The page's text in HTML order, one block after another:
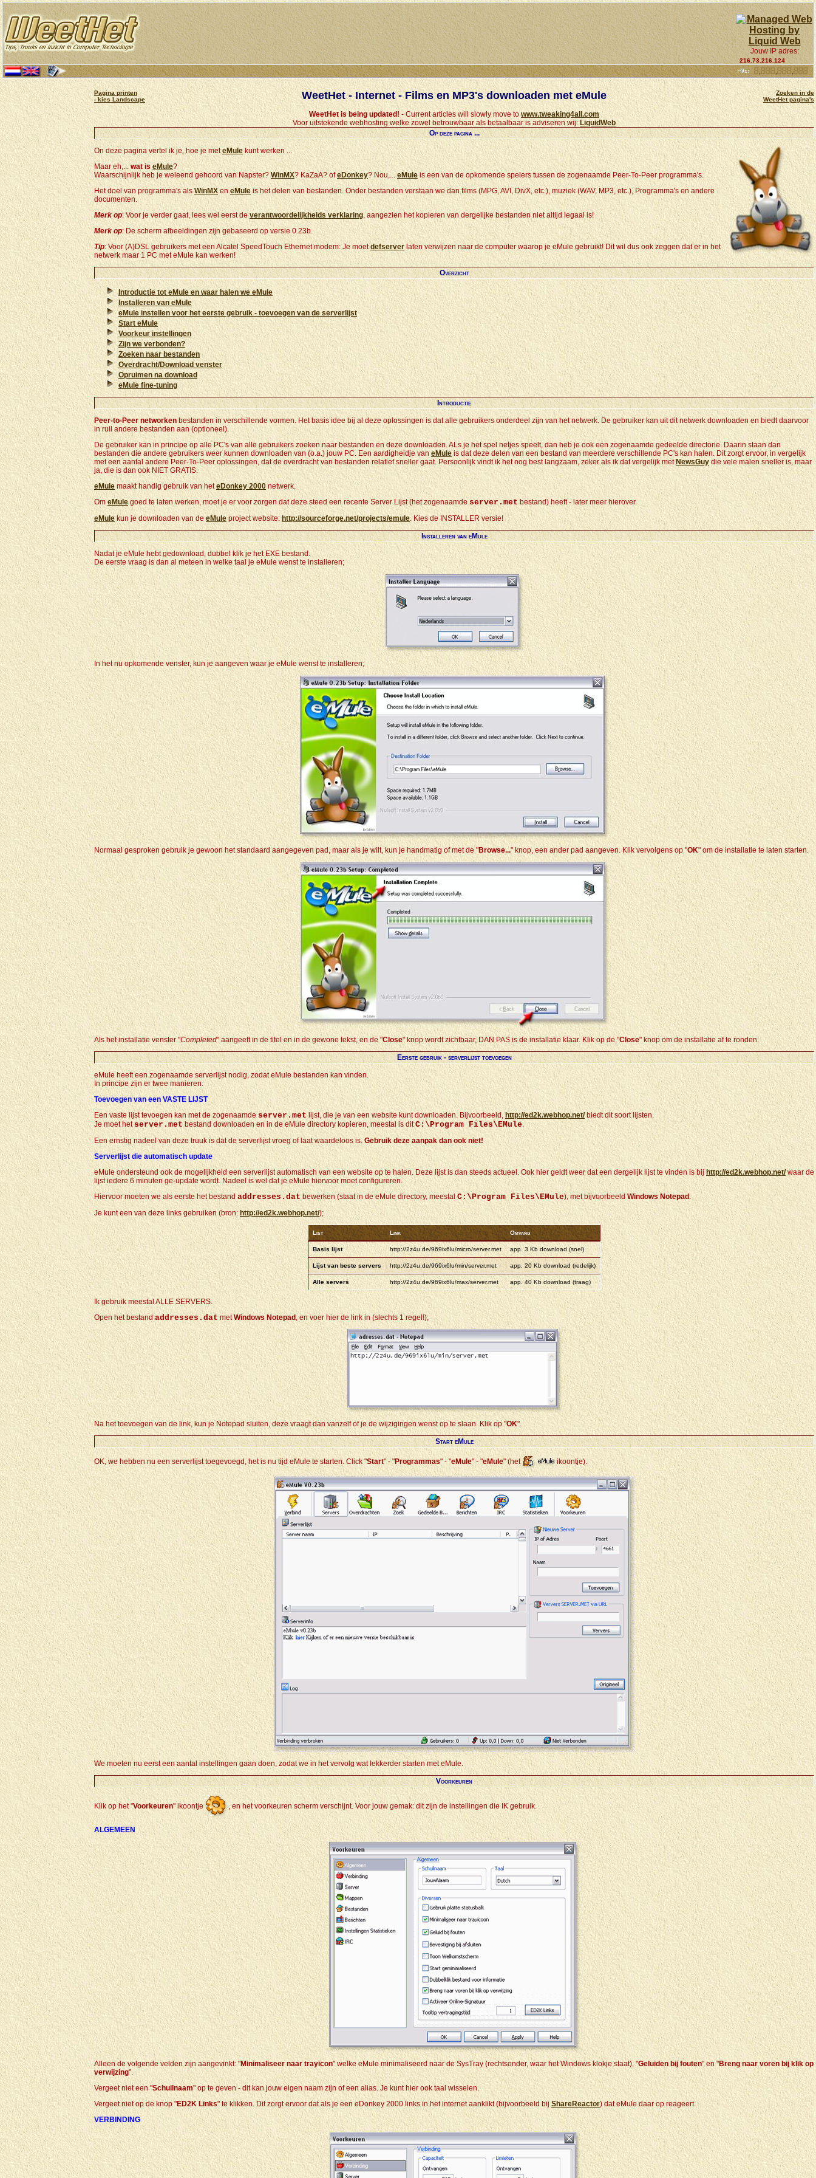
Jouw IP adres:
216.73.216.124
Pagina printen
- kies Landscape
WeetHet - Internet - Films en MP3's downloaden met eMule
Zoeken in de
WeetHet pagina's
WeetHet is being updated! - Current articles will slowly move towww.tweaking4all.com
Voor uitstekende webhosting welke zowel betrouwbaar als betaalbaar is adviseren wij: LiquidWeb
Op deze pagina ...
On deze pagina vertel ik je, hoe je meteMulekunt werken ...
Maar eh,... wat iseMule?
Waarschijnlijk heb je weleend gehoord van Napster?WinMX? KaZaA? ofeDonkey? Nou,...eMule is een van de opkomende spelers tussen de zogenaamde Peer-To-Peer programma's.
Het doel van programma's alsWinMXen eMule is het delen van bestanden. Onder bestanden verstaan we dan films (MPG, AVI, DivX, etc.), muziek (WAV, MP3, etc.), Programma's en andere
documenten.
Merk op: Voor je verder gaat, lees wel eerst deverantwoordelijkheids verklaring, aangezien het kopieren van dergelijke bestanden niet altijd legaal is!
Merk op: De scherm afbeeldingen zijn gebaseerd op versie 0.23b.
Tip: Voor (A)DSL gebruikers met een Alcatel SpeedTouch Ethernet modem: Je moetdefserverlaten verwijzen naar de computer waarop je eMule gebruikt! Dit wil dus ook zeggen dat er in het
netwerk maar 1 PC met eMule kan werken!
Overzicht
Introductie tot eMule en waar halen we eMule
Installeren van eMule
eMule instellen voor het eerste gebruik - toevoegen van de serverlijst
Start eMule
Voorkeur instellingen
Zijn we verbonden?
Zoeken naar bestanden
Overdracht/Download venster
Opruimen na download
eMule fine-tuning
Introductie
Peer-to-Peer networkenbestanden in verschillende vormen. Het basis idee bij al deze oplossingen is dat alle gebruikers onderdeel zijn van het netwerk. De gebruiker kan uit dit netwerk downloaden en biedt daarvoor
in ruil andere bestanden aan (optioneel).
De gebruiker kan in principe op alle PC's van alle gebruikers zoeken naar bestanden en deze downloaden. ALs je het spel netjes speelt, dan heb je ook een zogenaamde gedeelde directorie. Daarin staan dan
bestanden die andere gebruikers weer kunnen downloaden van (o.a.) jouw PC. Een aardigheidje vaneMuleis dat deze delen van een bestand van meerdere verschillende PC's kan halen. Dit zorgt ervoor, in vergelijk
met een aantal andere Peer-To-Peer oplossingen, dat de overdracht van bestanden relatief sneller gaat. Persoonlijk vindt ik het nog best langzaam, zeker als ik dat vergelijk metNewsGuydie vele malen sneller is, maar
ja, die is dan ook NIET GRATIS.
eMule maakt handig gebruik van heteDonkey 2000 netwerk.
OmeMulegoed te laten werken, moet je er voor zorgen dat deze steed een recente Server Lijst (het zogenaamdeserver.metbestand) heeft - later meer hierover.
eMulekun je downloaden van deeMuleproject website: http://sourceforge.net/projects/emule. Kies de INSTALLER versie!
Installeren van eMule
Nadat je eMule hebt gedownload, dubbel klik je het EXE bestand.
De eerste vraag is dan al meteen in welke taal je eMule wenst te installeren;
In het nu opkomende venster, kun je aangeven waar je eMule wenst te installeren;
Normaal gesproken gebruik je gewoon het standaard aangegeven pad, maar als je wilt, kun je handmatig of met de "Browse..." knop, een ander pad aangeven. Klik vervolgens op "OK" om de installatie te laten starten.
Als het installatie venster "Completed" aangeeft in de titel en in de gewone tekst, en de "Close" knop wordt zichtbaar, DAN PAS is de installatie klaar. Klik op de "Close" knop om de installatie af te ronden.
Eerste gebruik - serverlijst toevoegen
eMule heeft een zogenaamde serverlijst nodig, zodat eMule bestanden kan vinden.
In principe zijn er twee manieren.
Toevoegen van een VASTE LIJST
Een vaste lijst tevoegen kan met de zogenaamdeserver.metlijst, die je van een website kunt downloaden. Bijvoorbeeld,http://ed2k.webhop.net/biedt dit soort lijsten.
Je moet hetserver.metbestand downloaden en in de eMule directory kopieren, meestal is ditC:\Program Files\EMule.
Een ernstig nadeel van deze truuk is dat de serverlijst vroeg of laat waardeloos is.Gebruik deze aanpak dan ook niet!
Serverlijst die automatisch update
eMule ondersteund ook de mogelijkheid een serverlijst automatisch van een website op te halen. Deze lijst is dan steeds actueel. Ook hier geldt weer dat een dergelijk lijst te vinden is bijhttp://ed2k.webhop.net/waar de
lijst iedere 6 minuten ge-update wordt. Nadeel is wel dat je eMule hiervoor moet configureren.
Hiervoor moeten we als eerste het bestandaddresses.datbewerken (staat in de eMule directory, meestalC:\Program Files\EMule), met bijvoorbeeldWindows Notepad .
Je kunt een van deze links gebruiken (bron: http://ed2k.webhop.net/);
List Link Omvang
Basis lijst http://2z4u.de/969ix6lu/micro/server.met app. 3 Kb download (snel)
Lijst van beste servers http://2z4u.de/969ix6lu/min/server.met app. 20 Kb download (redelijk)
Alle servers http://2z4u.de/969ix6lu/max/server.met app. 40 Kb download (traag)
Ik gebruik meestal ALLE SERVERS.
Openhet bestandaddresses.datmetWindows Notepad, en voer hier de link in (slechts 1 regel!);
Na het toevoegen van de link, kun je Notepad sluiten, deze vraagt dan vanzelf of je de wijzigingen wenst op te slaan. Klik op "OK".
Start eMule
OK, we hebben nu een serverlijst toegevoegd, het is nu tijd eMule te starten. Click "Start" - "Programmas" - "eMule" - "eMule" (het ikoontje).
We moeten nu eerst een aantal instellingen gaan doen, zodat we in het vervolg wat lekkerder starten met eMule.
Voorkeuren
Klik op het "Voorkeuren" ikoontje , en het voorkeuren scherm verschijnt. Voor jouw gemak: dit zijn de instellingen die IK gebruik.
ALGEMEEN
Alleen de volgende velden zijn aangevinkt: "Minimaliseer naar trayicon" welke eMule minimaliseerd naar de SysTray (rechtsonder, waar het Windows klokje staat), "Geluiden bij fouten" en "Breng naar voren bij klik op
verwijzing".
Vergeet niet een "Schuilnaam" op te geven - dit kan jouw eigen naam zijn of een alias. Je kunt hier ook taal wisselen.
Vergeet niet op de knop "ED2K Links" te klikken. Dit zorgt ervoor dat als je een eDonkey 2000 links in het internet aanklikt (bijvoorbeeld bij ShareReactor) dat eMule daar op reageert.
VERBINDING